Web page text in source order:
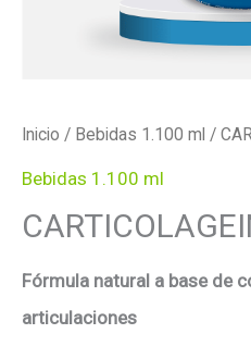
Inicio / Bebidas 1.100 ml /
Bebidas 1.100 ml
Fórmula natural a base de
articulaciones